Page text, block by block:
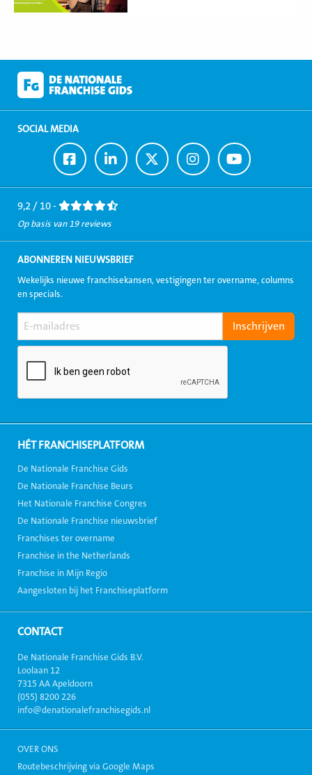
SOCIAL MEDIA
Ga
naar
Facebook
Ga
naar
LinkedIn
Ga
naar
Twitter
Ga
naar
Instagram
Ga
naar
Youtube
9,2 / 10 -
Op basis van 19 reviews
ABONNEREN NIEUWSBRIEF
Wekelijks nieuwe franchisekansen, vestigingen ter overname, columns
en specials.
HÉT FRANCHISEPLATFORM
De Nationale Franchise Gids
De Nationale Franchise Beurs
Het Nationale Franchise Congres
De Nationale Franchise nieuwsbrief
Franchises ter overname
Franchise in the Netherlands
Franchise in Mijn Regio
Aangesloten bij het Franchiseplatform
CONTACT
De Nationale Franchise Gids B.V.
Loolaan 12
7315 AA Apeldoorn
(055) 8200 226
info@denationalefranchisegids.nl
OVER ONS
Routebeschrijving via Google Maps